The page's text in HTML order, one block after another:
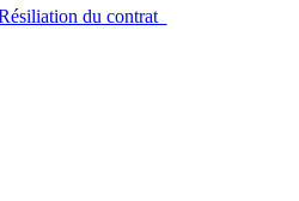
du contrat